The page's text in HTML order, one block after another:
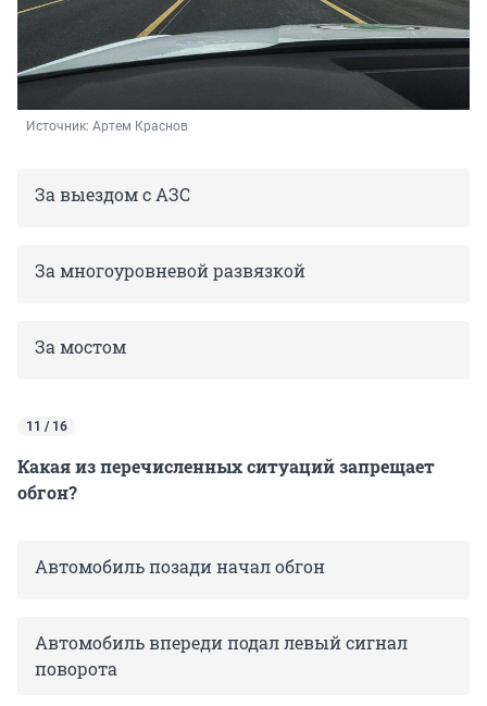
Источник: Артем Краснов
За выездом с АЗС
За многоуровневой развязкой
За мостом
11 / 16
Какая из перечисленных ситуаций запрещает
обгон?
Автомобиль позади начал обгон
Автомобиль впереди подал левый сигнал
поворота